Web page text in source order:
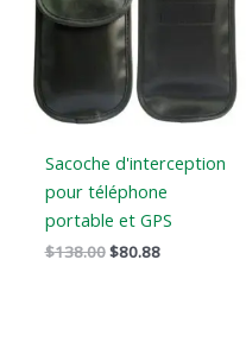
Sacoche d'interception
pour téléphone
portable et GPS
$138.00
$138.00.
$80.88